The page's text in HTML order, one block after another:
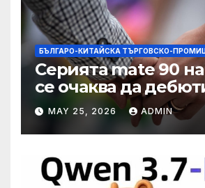
БЪЛГАРО-КИТАЙСКА ТЪРГОВСКО-
Серията mate 90
се очаква да
нов чип Kirin тази
TechNode
MAY 25, 2026 ADMIN